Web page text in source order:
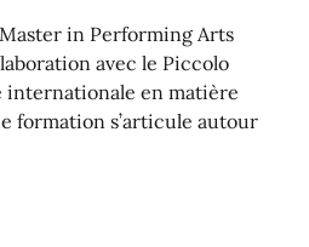
in Performing Arts
avec le Piccolo
internationale en matière
formation s’articule autour